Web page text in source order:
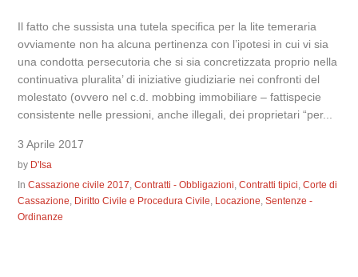
Il fatto che sussista una tutela specifica per la lite temeraria
ovviamente non ha alcuna pertinenza con l’ipotesi in cui vi sia
una condotta persecutoria che si sia concretizzata proprio nella
continuativa pluralita’ di iniziative giudiziarie nei confronti del
molestato (ovvero nel c.d. mobbing immobiliare – fattispecie
consistente nelle pressioni, anche illegali, dei proprietari “per...
3 Aprile 2017
by D'Isa
InCassazione civile 2017,Contratti - Obbligazioni,Contratti tipici,Corte di
Cassazione, Diritto Civile e Procedura Civile, Locazione,Sentenze -
Ordinanze